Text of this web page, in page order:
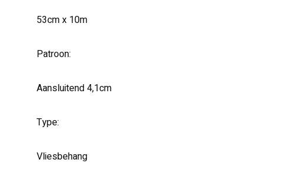
53cm x 10m
Patroon:
Aansluitend 4,1cm
Type:
Vliesbehang